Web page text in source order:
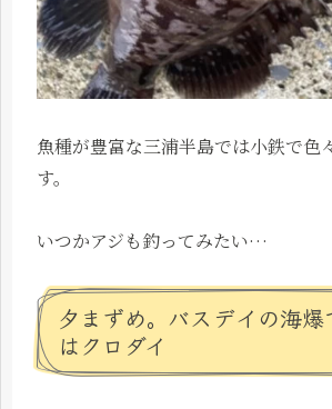
魚種が豊富な三浦半島では小鉄で色
す。
いつかアジも釣ってみたい…
夕まずめ。バスデイの海爆
はクロダイ